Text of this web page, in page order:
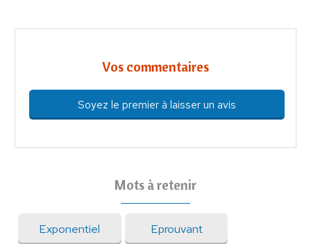
Vos commentaires
Soyez le premier à laisser un avis
Mots à retenir
Exponentiel Eprouvant